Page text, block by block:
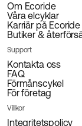
Om Ecoride
Våra elcyklar
Karriär på Ecoride
Butiker &
Support
Kontakta oss
FAQ
Förmånscykel
För företag
Villkor
Integritetspolicy